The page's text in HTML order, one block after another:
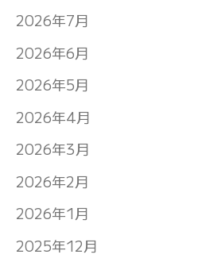
2026年7月
2026年6月
2026年5月
2026年4月
2026年3月
2026年2月
2026年1月
2025年12月